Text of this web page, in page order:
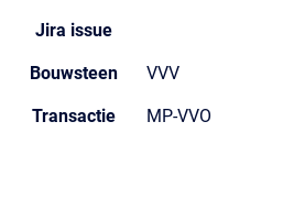
Jira issue
Bouwsteen VVV
Transactie MP-VVO